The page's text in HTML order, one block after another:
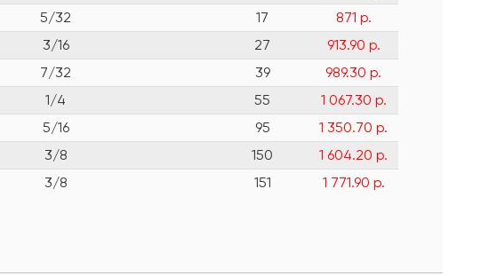
5/32 17
871 р.
3/16 27
913.90 р.
7/32 39
989.30 р.
1/4 55
1 067.30 р.
5/16 95
1 350.70 р.
3/8 150
1 604.20 р.
3/8 151 1 771.90 р.